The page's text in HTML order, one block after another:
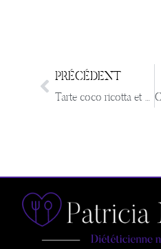
PRÉCÉDENT
Tarte coco ricotta et coulis de fraise